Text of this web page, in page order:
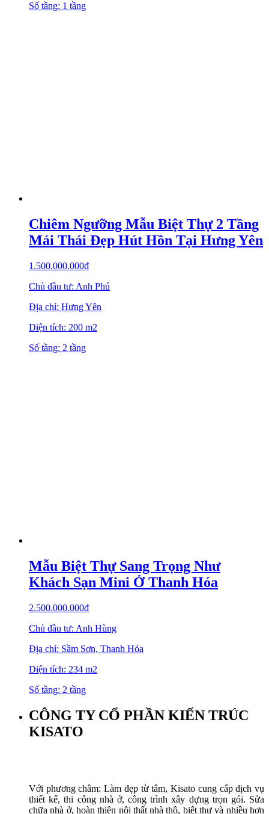
Số tầng: 1 tầng
Chiêm Ngưỡng Mẫu Biệt Thự 2 Tầng
Mái Thái Đẹp Hút Hồn Tại Hưng Yên
1.500.000.000₫
Chủ đầu tư: Anh Phú
Địa chỉ: Hưng Yên
Diện tích: 200 m2
Số tầng: 2 tầng
Mẫu Biệt Thự Sang Trọng Như
Khách Sạn Mini Ở Thanh Hóa
2.500.000.000₫
Chủ đầu tư: Anh Hùng
Địa chỉ: Sầm Sơn, Thanh Hóa
Diện tích: 234 m2
Số tầng: 2 tầng
CÔNG TY CỔ PHẦN KIẾN TRÚC
KISATO
Với phương châm: Làm đẹp từ tâm, Kisato cung cấp dịch vụ
thiết kế, thi công nhà ở, công trình xây dựng trọn gói. Sửa
chữa nhà ở, hoàn thiện nội thất nhà thô, biệt thự và nhiều hơn